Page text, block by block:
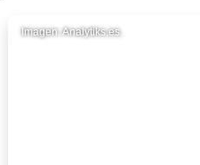
Imagen: Analytiks.es.